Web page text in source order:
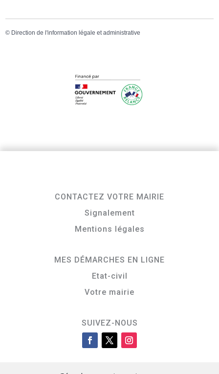
© Direction de l'information légale et administrative
CONTACTEZ VOTRE MAIRIE
Signalement
Mentions légales
MES DÉMARCHES EN LIGNE
Etat-civil
Votre mairie
SUIVEZ-NOUS